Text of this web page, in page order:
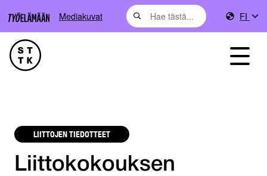
Mediakuvat FI
LIITTOJEN TIEDOTTEET
Liittokokouksen